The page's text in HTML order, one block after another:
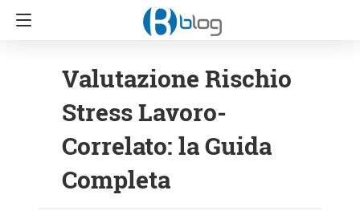
Valutazione Rischio
Stress Lavoro-
Correlato: la Guida
Completa